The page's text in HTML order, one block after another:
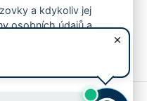
a kdykoliv jej
osobních údajů a